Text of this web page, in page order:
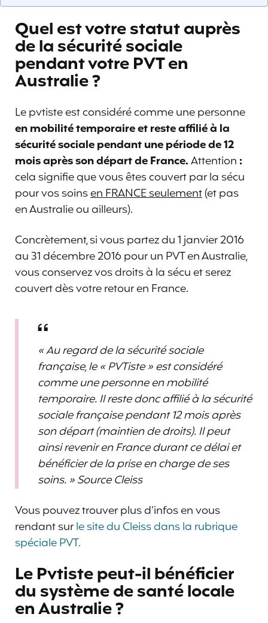
Quel est votre statut auprès
de la sécurité sociale
pendant votre PVT en
Australie ?
Le pvtiste est considéré comme une personne
en mobilité temporaire et reste affilié à la
sécurité sociale pendant une période de 12
mois après son départ de France.Attention:
cela signifie que vous êtes couvert par la sécu
pour vos soinsen FRANCE seulement(et pas
en Australie ou ailleurs).
Concrètement, si vous partez du 1 janvier 2016
au 31 décembre 2016 pour un PVT en Australie,
vous conservez vos droits à la sécu et serez
couvert dès votre retour en France.
« Au regard de la sécurité sociale
française, le « PVTiste » est considéré
comme une personne en mobilité
temporaire. Il reste donc affilié à la sécurité
sociale française pendant 12 mois après
son départ (maintien de droits). Il peut
ainsi revenir en France durant ce délai et
bénéficier de la prise en charge de ses
soins. » Source Cleiss
Vous pouvez trouver plus d’infos en vous
rendant surle site du Cleiss dans la rubrique
spéciale PVT.
Le Pvtiste peut-il bénéficier
du système de santé locale
en Australie ?